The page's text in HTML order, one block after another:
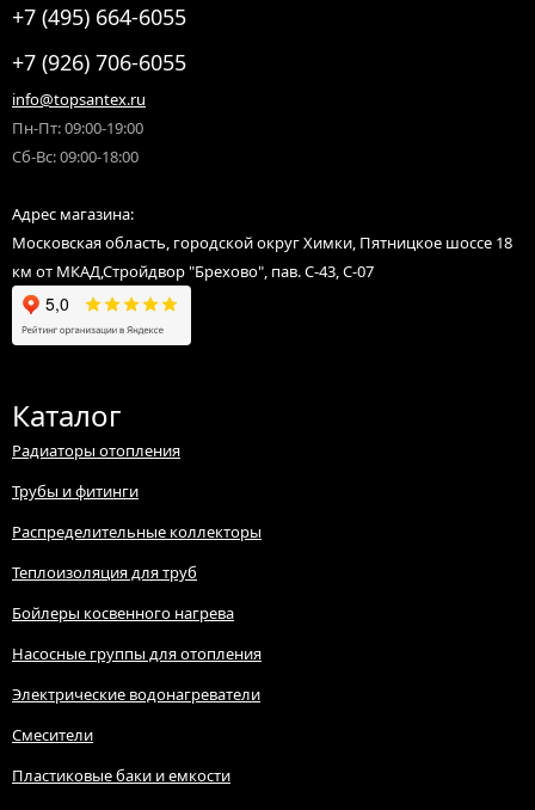
+7 (495) 664-6055
+7 (926) 706-6055
info@topsantex.ru
Пн-Пт: 09:00-19:00
Сб-Вс: 09:00-18:00
Адрес магазина:
Московская область, городской округ Химки, Пятницкое шоссе 18
км от МКАД,Стройдвор "Брехово", пав. С-43, С-07
Каталог
Радиаторы отопления
Трубы и фитинги
Распределительные коллекторы
Теплоизоляция для труб
Бойлеры косвенного нагрева
Насосные группы для отопления
Электрические водонагреватели
Смесители
Пластиковые баки и емкости